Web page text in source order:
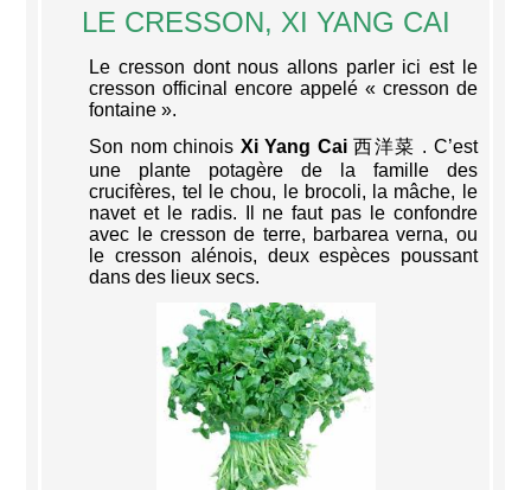
LE CRESSON, XI YANG CAI
Le cresson dont nous allons parler ici est le
cresson officinal encore appelé « cresson de
fontaine ».
Son nom chinois Xi Yang Cai西洋菜 . C’est
une plante potagère de la famille des
crucifères, tel le chou, le brocoli, la mâche, le
navet et le radis. Il ne faut pas le confondre
avec le cresson de terre, barbarea verna, ou
le cresson alénois, deux espèces poussant
dans des lieux secs.